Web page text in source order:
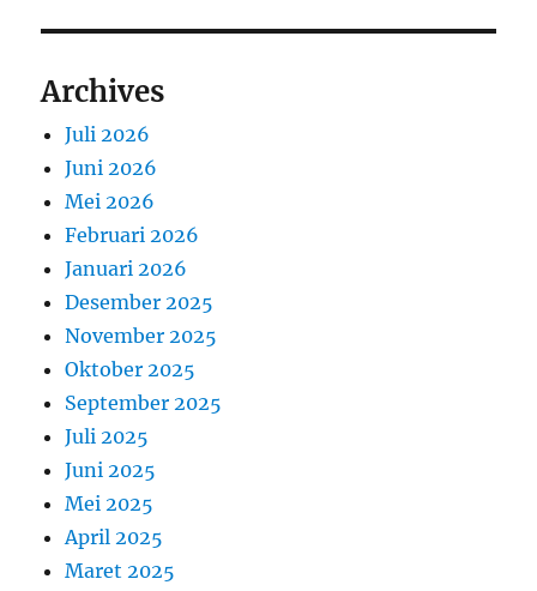
Archives
Juli 2026
Juni 2026
Mei 2026
Februari 2026
Januari 2026
Desember 2025
November 2025
Oktober 2025
September 2025
Juli 2025
Juni 2025
Mei 2025
April 2025
Maret 2025